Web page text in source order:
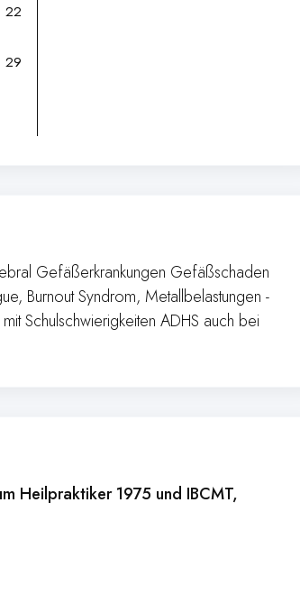
22
29
Gefäßerkrankungen Gefäßschaden
Burnout Syndrom, Metallbelastungen -
Schulschwierigkeiten ADHS auch bei
Heilpraktiker 1975 und IBCMT,